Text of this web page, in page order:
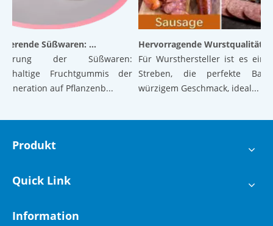
Revolutionierende Süßwaren: Luftige Gummibärchen der nächsten Generation auf pflanzlicher Basis mit hervorragender Textur und Stabilität
der Süßwaren:
Fruchtgummis der
auf Pflanzenb...
Hervorragende Wurstqualität: Die Kraft der verkapselten Zitronensäure
Für Wursthersteller ist es ein
Streben, die perfekte
würzigem Geschmack, ideal...
Produkt
Quick Link
Information